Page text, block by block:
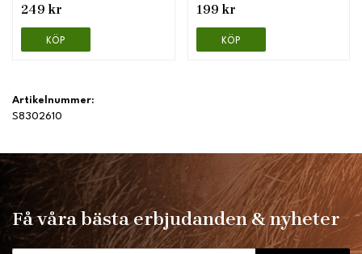
249 kr
KÖP
199 kr
KÖP
Artikelnummer:
S8302610
Få våra bästa erbjudanden & nyheter